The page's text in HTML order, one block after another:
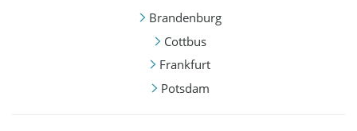
Brandenburg
Cottbus
Frankfurt
Potsdam